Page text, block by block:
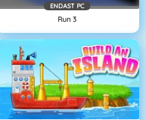
ENDAST PC
Run 3